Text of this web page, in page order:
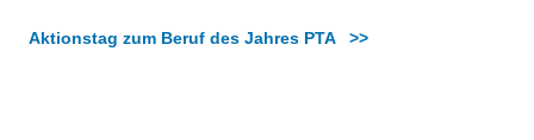
Aktionstag zum Beruf des Jahres PTA >>